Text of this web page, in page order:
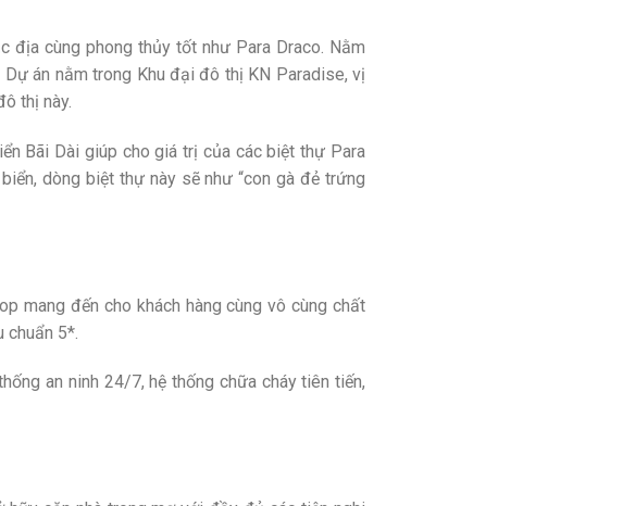
cùng phong thủy tốt như Para Draco. Nằm
Dự án nằm trong Khu đại đô thị KN Paradise, vị
thị này.
Bãi Dài giúp cho giá trị của các biệt thự Para
dòng biệt thự này sẽ như “con gà đẻ trứng
mang đến cho khách hàng cùng vô cùng chất
chuẩn 5*.
an ninh 24/7, hệ thống chữa cháy tiên tiến,